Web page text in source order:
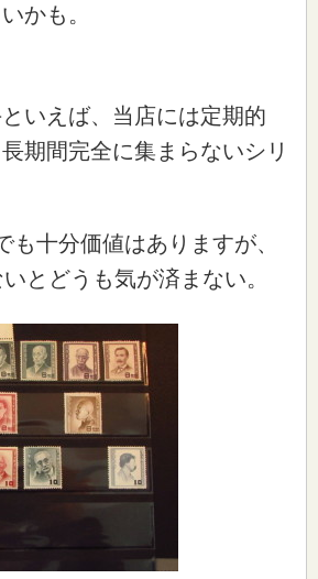
かも。
いえば、当店には定期的
期間完全に集まらないシリ
も十分価値はありますが、
とどうも気が済まない。